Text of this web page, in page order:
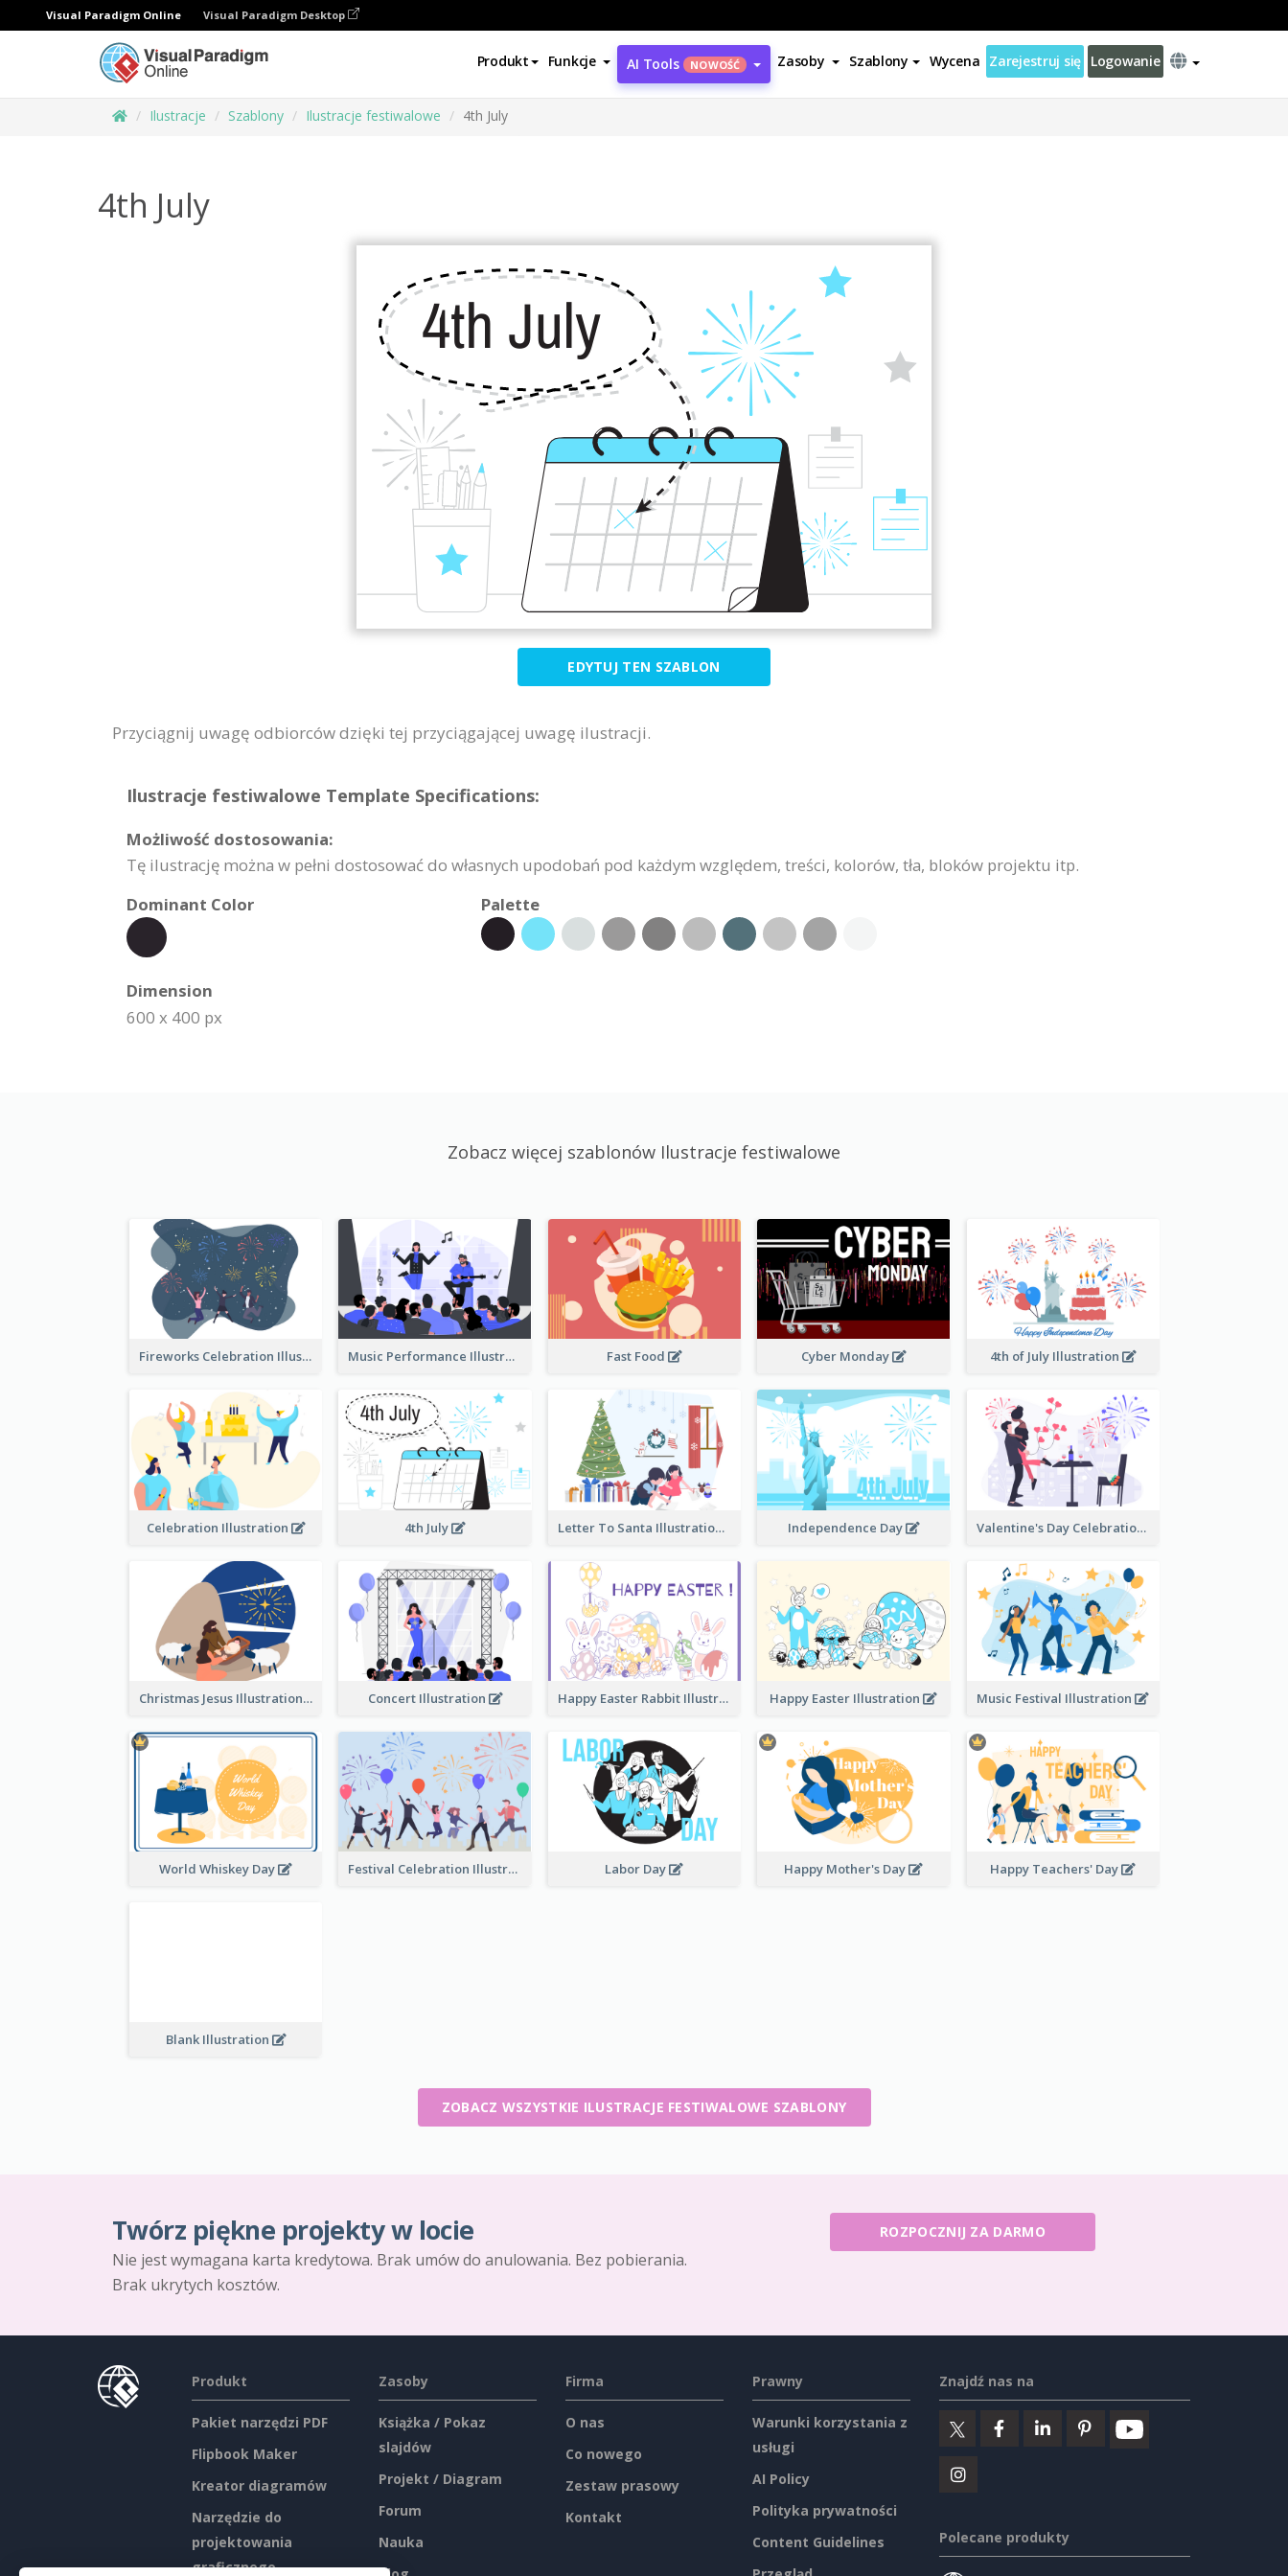
Visual Paradigm Online Visual Paradigm Desktop
Produkt Funkcje AI Tools NOWOŚĆ Zasoby Szablony Wycena Zarejestruj się Logowanie
Ilustracje Szablony Ilustracje festiwalowe 4th July
4th July
EDYTUJ TEN SZABLON
Przyciągnij uwagę odbiorców dzięki tej przyciągającej uwagę ilustracji.
Ilustracje festiwalowe Template Specifications:
Możliwość dostosowania:
Tę ilustrację można w pełni dostosować do własnych upodobań pod każdym względem, treści, kolorów, tła, bloków projektu itp.
Dominant Color
Palette
Dimension
600 x 400 px
Zobacz więcej szablonów Ilustracje festiwalowe
Fireworks Celebration Illustration Music Performance Illustration Fast Food Cyber Monday 4th of July Illustration
Celebration Illustration 4th July Letter To Santa Illustration Independence Day Valentine's Day Celebration
Christmas Jesus Illustration Concert Illustration Happy Easter Rabbit Illustration Happy Easter Illustration Music Festival Illustration
World Whiskey Day Festival Celebration Illustration Labor Day Happy Mother's Day Happy Teachers' Day
Blank Illustration
ZOBACZ WSZYSTKIE ILUSTRACJE FESTIWALOWE SZABLONY
Twórz piękne projekty w locie
Nie jest wymagana karta kredytowa. Brak umów do anulowania. Bez pobierania.
Brak ukrytych kosztów.
ROZPOCZNIJ ZA DARMO
Produkt
Pakiet narzędzi PDF
Flipbook Maker
Kreator diagramów
Narzędzie do
projektowania
graficznego
Zasoby
Książka / Pokaz
slajdów
Projekt / Diagram
Forum
Nauka
Firma
O nas
Co nowego
Zestaw prasowy
Kontakt
Prawny
Warunki korzystania z
usługi
AI Policy
Polityka prywatności
Content Guidelines
Znajdź nas na
Polecane produkty